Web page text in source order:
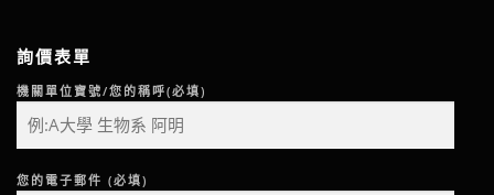
詢價表單
機關單位寶號/您的稱呼(必填)
您的電子郵件 (必填)